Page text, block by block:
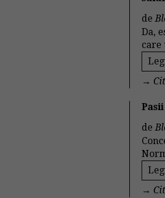
de
Da,
care
→
de
→